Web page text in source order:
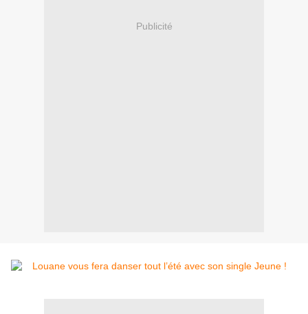
Publicité